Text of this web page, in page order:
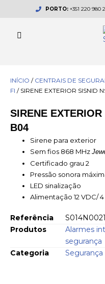
PORTO: +351 220 980
INÍCIO / CENTRAIS DE
FI / SIRENE EXTERIOR SISNID
SIRENE
B04
Sirene para exterior
Sem fios 868 MHz
Certificado grau 2
Pressão sonora
LED sinalização
Alimentação 12 VDC/ 4
Referência
S014N0021
Produtos
Alarmes
segurança
Categoria
Segurança